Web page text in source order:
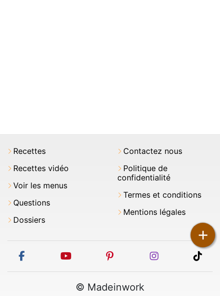
+
Recettes
Recettes vidéo
Voir les menus
Questions
Dossiers
Contactez nous
Politique de
confidentialité
Termes et conditions
Mentions légales
facebook youtube pinterest instagram
© Madeinwork